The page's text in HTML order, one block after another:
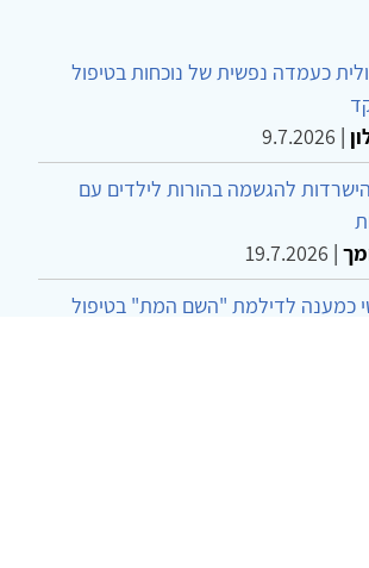
כעמדה נפשית של נוכחות בטיפול
|
9.7.2026
להגשמה בהורות לילדים עם
|
19.7.2026
כמענה לדילמת "השם המת" בטיפול